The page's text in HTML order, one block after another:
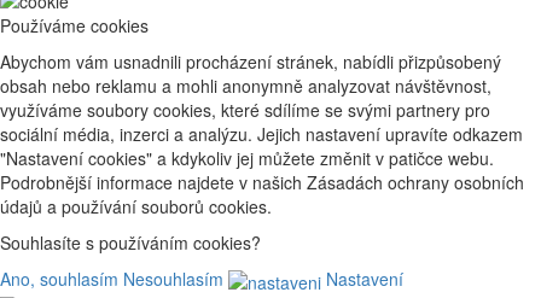
Používáme cookies
Abychom vám usnadnili procházení stránek, nabídli přizpůsobený
obsah nebo reklamu a mohli anonymně analyzovat návštěvnost,
využíváme soubory cookies, které sdílíme se svými partnery pro
sociální média, inzerci a analýzu. Jejich nastavení upravíte odkazem
"Nastavení cookies" a kdykoliv jej můžete změnit v patičce webu.
Podrobnější informace najdete v našich Zásadách ochrany osobních
údajů a používání souborů cookies.
Souhlasíte s používáním cookies?
Ano, souhlasím Nesouhlasím Nastavení